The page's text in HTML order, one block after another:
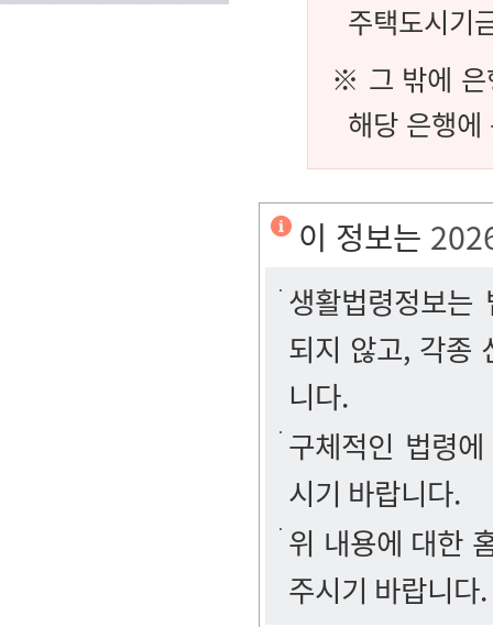
주택도시기
※ 그 밖에 은
해당 은행
이 정보는
생활법령정보
되지 않고, 각종
니다.
구체적인 법령
시기 바랍니다.
위 내용에 대한
주시기 바랍니다.